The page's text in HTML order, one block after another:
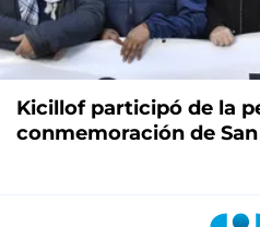
Kicillof participó de la
conmemoración de